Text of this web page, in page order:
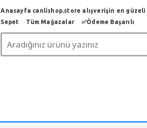
Anasayfa canlishop.store alışverişin en güzeli
Sepet
Tüm Mağazalar ✅️Ödeme Başarılı